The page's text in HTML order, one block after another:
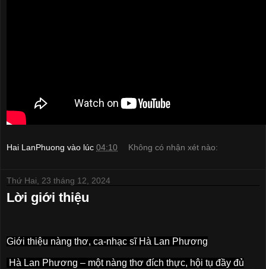
Hai LanPhuong vào lúc 04:10 Không có nhận xét nào:
Thứ Hai, 23 tháng 12, 2024
Lời giới thiệu
Giới thiệu nàng thơ, ca-nhạc sĩ Hà Lan Phương
Hà Lan Phương – một nàng thơ đích thực, hội tụ đầy đủ